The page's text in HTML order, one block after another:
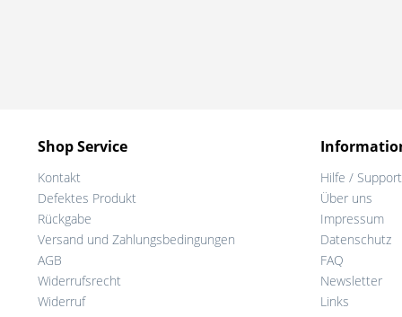
Shop Service
Kontakt
Defektes Produkt
Rückgabe
Versand und Zahlungsbedingungen
AGB
Widerrufsrecht
Widerruf
Hilfe / Support
Über uns
Impressum
Datenschutz
FAQ
Newsletter
Links